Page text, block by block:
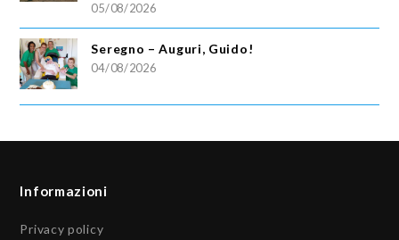
05/08/2026
Seregno – Auguri, Guido!
04/08/2026
Informazioni
Privacy policy